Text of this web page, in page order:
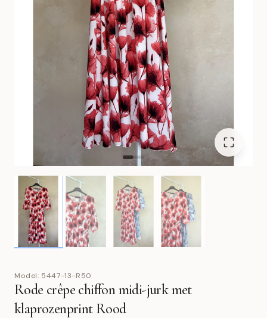
Model: 5447-13-R50
Rode crêpe chiffon midi-jurk met
klaprozenprint Rood